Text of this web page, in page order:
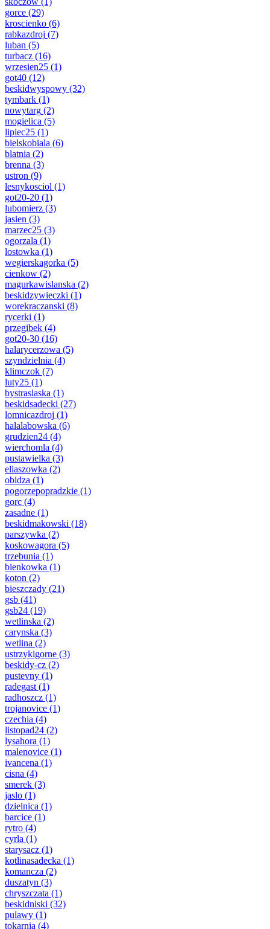
gorce (29)
kroscienko (6)
rabkazdroj (7)
luban (5)
turbacz (16)
wrzesien25 (1)
got40 (12)
beskidwyspowy (32)
tymbark (1)
nowytarg (2)
mogielica (5)
lipiec25 (1)
bielskobiala (6)
blatnia (2)
brenna (3)
ustron (9)
lesnykosciol (1)
got20-20 (1)
lubomierz (3)
jasien (3)
marzec25 (3)
ogorzala (1)
lostowka (1)
wegierskagorka (5)
cienkow (2)
magurkawislanska (2)
beskidzywieczki (1)
worekraczanski (8)
rycerki (1)
przegibek (4)
got20-30 (16)
halarycerzowa (5)
szyndzielnia (4)
klimczok (7)
luty25 (1)
bystraslaska (1)
beskidsadecki (27)
lomnicazdroj (1)
halalabowska (6)
grudzien24 (4)
wierchomla (4)
pustawielka (3)
eliaszowka (2)
obidza (1)
pogorzepopradzkie (1)
gorc (4)
zasadne (1)
beskidmakowski (18)
parszywka (2)
koskowagora (5)
trzebunia (1)
bienkowka (1)
koton (2)
bieszczady (21)
gsb (41)
gsb24 (19)
wetlinska (2)
carynska (3)
wetlina (2)
ustrzykigorne (3)
beskidy-cz (2)
pustevny (1)
radegast (1)
radhoszcz (1)
trojanovice (1)
czechia (4)
listopad24 (2)
lysahora (1)
malenovice (1)
ivancena (1)
cisna (4)
smerek (3)
jaslo (1)
dzielnica (1)
barcice (1)
rytro (4)
cyrla (1)
starysacz (1)
kotlinasadecka (1)
komancza (2)
duszatyn (3)
chryszczata (1)
beskidniski (32)
pulawy (1)
tokarnia (4)